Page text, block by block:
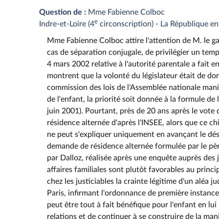
Question de : Mme Fabienne Colboc
Indre-et-Loire (4e circonscription) - La République
Mme Fabienne Colboc attire l'attention de M. le
cas de séparation conjugale, de privilégier un
4 mars 2002 relative à l'autorité parentale a fait
montrent que la volonté du législateur était de
commission des lois de l'Assemblée nationale
de l'enfant, la priorité soit donnée à la formule de
juin 2001). Pourtant, près de 20 ans après le
résidence alternée d'après l'INSEE, alors que ce
ne peut s'expliquer uniquement en avançant le
demande de résidence alternée formulée par le
par Dalloz, réalisée après une enquête auprès
affaires familiales sont plutôt favorables au
chez les justiciables la crainte légitime d'un aléa
Paris, infirmant l'ordonnance de première
peut être tout à fait bénéfique pour l'enfant en lui
relations et de continuer à se construire de la